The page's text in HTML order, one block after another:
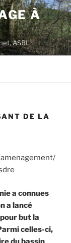
À
ASBL
DE LA
a connues
a lancé
but la
celles-ci,